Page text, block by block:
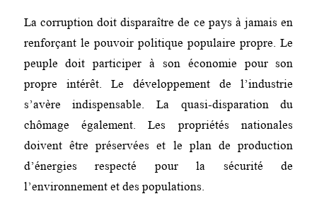
La corruption doit disparaître de ce pays à jamais en
renforçant le pouvoir politique populaire propre. Le
peuple doit participer à son économie pour son
propre intérêt. Le développement de l’industrie
s’avère indispensable. La quasi-disparation du
chômage également. Les propriétés nationales
doivent être préservées et le plan de production
d’énergies respecté pour la sécurité de
l’environnement et des populations.